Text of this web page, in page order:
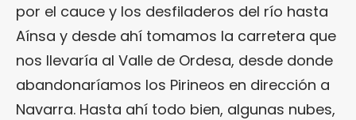
por el cauce y los desfiladeros del río hasta
Aínsa y desde ahí tomamos la carretera que
nos llevaría al Valle de Ordesa, desde donde
abandonaríamos los Pirineos en dirección a
Navarra. Hasta ahí todo bien, algunas nubes,